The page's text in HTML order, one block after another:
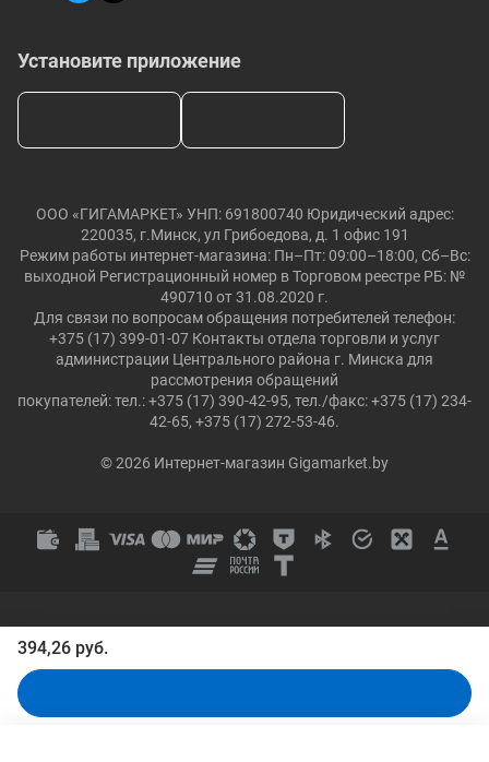
394,26 руб.
Установите приложение
ООО «ГИГАМАРКЕТ» УНП: 691800740 Юридический адрес:
220035, г.Минск, ул Грибоедова, д. 1 офис 191
Режим работы интернет-магазина: Пн–Пт: 09:00–18:00, Сб–Вс:
выходной Регистрационный номер в Торговом реестре РБ: №
490710 от 31.08.2020 г.
Для связи по вопросам обращения потребителей телефон:
+375 (17) 399-01-07 Контакты отдела торговли и услуг
администрации Центрального района г. Минска для
рассмотрения обращений
покупателей: тел.: +375 (17) 390-42-95, тел./факс: +375 (17) 234-
42-65, +375 (17) 272-53-46.
© 2026 Интернет-магазин Gigamarket.by